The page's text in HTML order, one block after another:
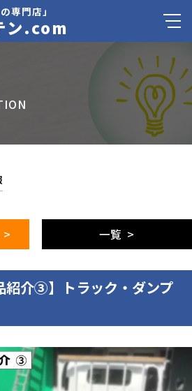
専門店」
ン.com
> 一覧 >
紹介③】トラック・ダンプ